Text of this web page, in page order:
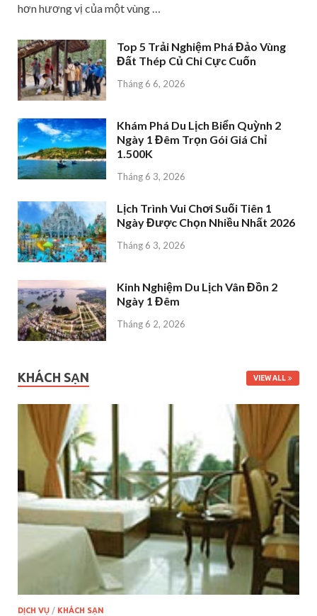
hơn hương vị của một vùng …
Top 5 Trải Nghiệm Phá Đảo Vùng
Đất Thép Củ Chi Cực Cuốn
Tháng 6 6, 2026
Khám Phá Du Lịch Biển Quỳnh 2
Ngày 1 Đêm Trọn Gói Giá Chỉ
1.500K
Tháng 6 3, 2026
Lịch Trình Vui Chơi Suối Tiên 1
Ngày Được Chọn Nhiều Nhất 2026
Tháng 6 3, 2026
Kinh Nghiệm Du Lịch Vân Đồn 2
Ngày 1 Đêm
Tháng 6 2, 2026
KHÁCH SẠN VIEW ALL
DỊCH VỤ / KHÁCH SẠN